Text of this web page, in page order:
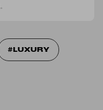
LUXURY